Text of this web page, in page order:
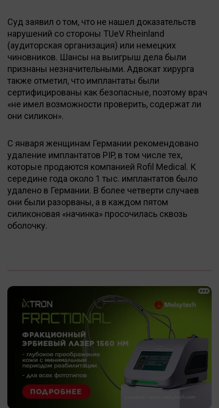
Суд заявил о том, что не нашел доказательств
нарушений со стороны TUeV Rheinland
(аудиторская организация) или немецких
чиновников. Шансы на выигрыш дела были
признаны незначительными. Адвокат хирурга
также отметил, что имплантаты были
сертифицированы как безопасные, поэтому врач
«не имел возможности проверить, содержат ли
они силикон».
С января женщинам Германии рекомендовано
удаление имплантатов PIP, в том числе тех,
которые продаются компанией Rofil Medical. К
середине года около 1 тыс. имплантатов было
удалено в Германии. В более четверти случаев
они были разорваны, а в каждом пятом
силиконовая «начинка» просочилась сквозь
оболочку.